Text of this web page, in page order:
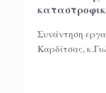
Συνάντηση
Καρδίτσας,